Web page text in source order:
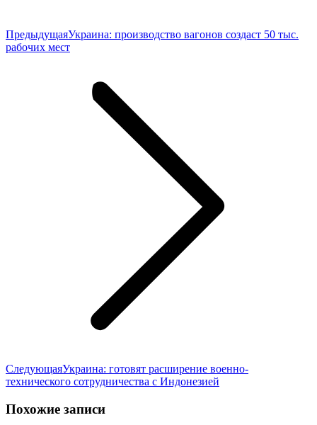
ПредыдущаяПредыдущая
запись:
Украина: производство вагонов создаст 50 тыс.
рабочих мест
СледующаяСледующая
запись:
Украина: готовят расширение военно-
технического сотрудничества с Индонезией
Похожие записи